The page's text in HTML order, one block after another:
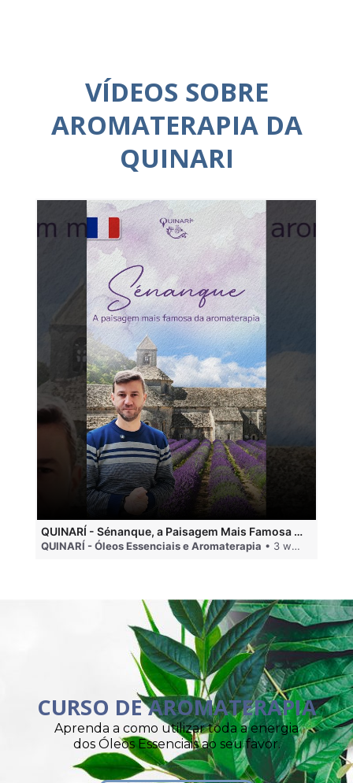
VÍDEOS SOBRE
AROMATERAPIA DA
QUINARI
QUINARÍ - Sénanque, a Paisagem Mais Famosa da Aromaterapia
QUINARÍ - Óleos Essenciais e Aromaterapia • 3 weeks ago
CURSO DE AROMATERAPIA
Aprenda a como utilizar toda a energia
dos Óleos Essenciais ao seu favor.